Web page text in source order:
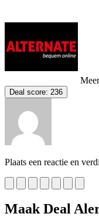
Deal score: 236
Plaats een reactie en
Maak Deal